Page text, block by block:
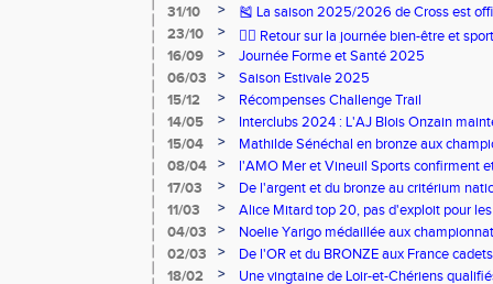
31/10
>
🎽 La saison 2025/2026 de Cross est
23/10
>
🧘‍♀️ Retour sur la journée bien-être et
16/09
>
Journée Forme et Santé 2025
06/03
>
Saison Estivale 2025
15/12
>
Récompenses Challenge Trail
14/05
>
Interclubs 2024 : L'AJ Blois Onzain
Romorantin en N2B
15/04 >
Mathilde Sénéchal en bronze aux
08/04
>
l'AMO Mer et Vineuil Sports confirment
benjamins
17/03 >
De l'argent et du bronze au critérium
11/03
>
Alice Mitard top 20, pas d'exploit pour
04/03
>
Noelie Yarigo médaillée aux
02/03
>
De l'OR et du BRONZE aux France
18/02
>
Une vingtaine de Loir-et-Chériens